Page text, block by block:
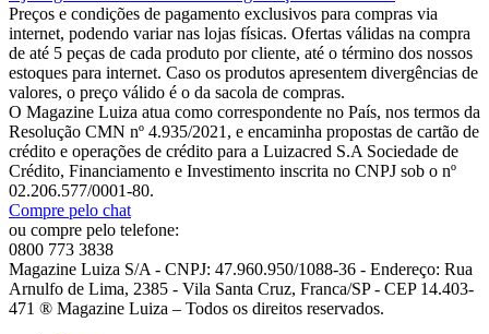
Preços e condições de pagamento exclusivos para compras via
internet, podendo variar nas lojas físicas. Ofertas válidas na compra
de até 5 peças de cada produto por cliente, até o término dos nossos
estoques para internet. Caso os produtos apresentem divergências de
valores, o preço válido é o da sacola de compras.
O Magazine Luiza atua como correspondente no País, nos termos da
Resolução CMN nº 4.935/2021, e encaminha propostas de cartão de
crédito e operações de crédito para a Luizacred S.A Sociedade de
Crédito, Financiamento e Investimento inscrita no CNPJ sob o nº
02.206.577/0001-80.
Compre pelo chat
ou compre pelo telefone:
0800 773 3838
Magazine Luiza S/A - CNPJ: 47.960.950/1088-36 - Endereço: Rua
Arnulfo de Lima, 2385 - Vila Santa Cruz, Franca/SP - CEP 14.403-
471 ® Magazine Luiza – Todos os direitos reservados.